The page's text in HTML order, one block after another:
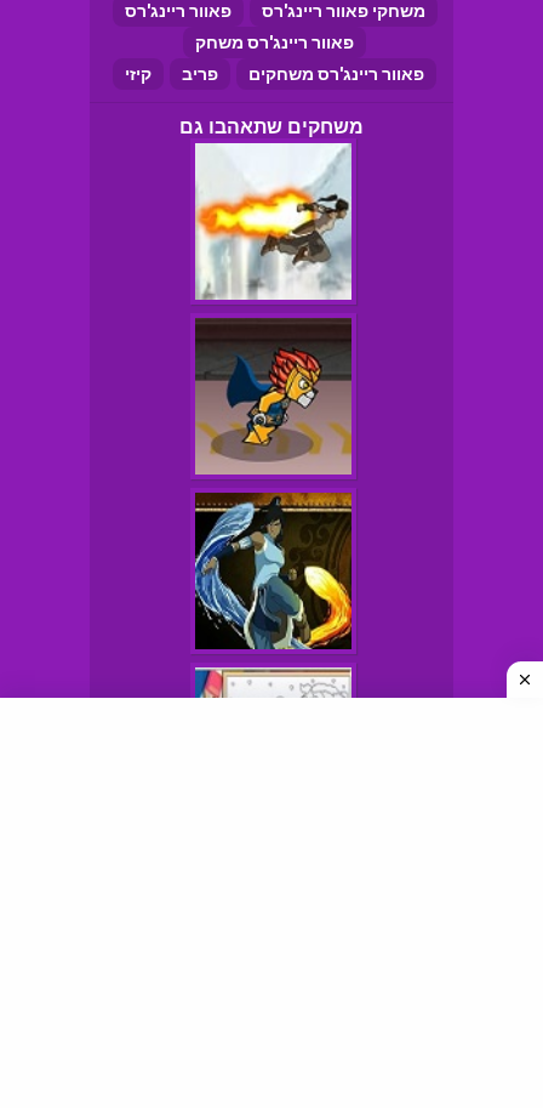
משחקי פאוור ריינג'רס
פאוור ריינג'רס
פאוור ריינג'רס משחק
פאוור ריינג'רס משחקים
פריב קיזי
משחקים שתאהבו גם